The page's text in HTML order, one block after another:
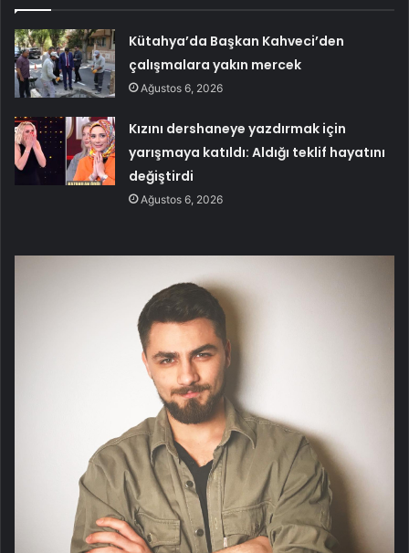
Kütahya’da Başkan Kahveci’den
çalışmalara yakın mercek
Ağustos 6, 2026
Kızını dershaneye yazdırmak için
yarışmaya katıldı: Aldığı teklif hayatını
değiştirdi
Ağustos 6, 2026